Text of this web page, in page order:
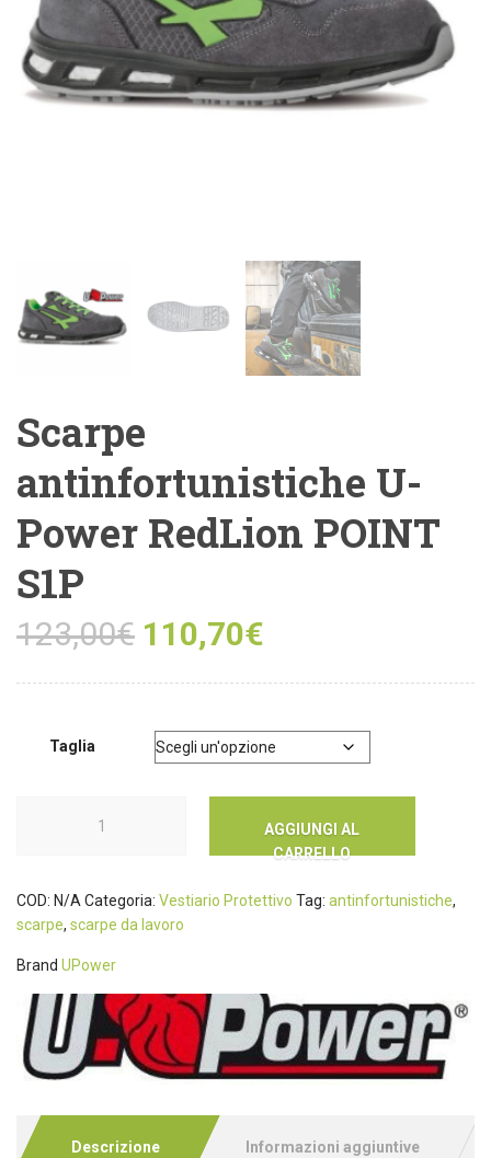
Scarpe
antinfortunistiche U-
Power RedLion POINT
S1P
123,00€ 110,70€
Taglia
AGGIUNGI AL
CARRELLO
COD: N/A Categoria: Vestiario Protettivo Tag: antinfortunistiche,
scarpe, scarpe da lavoro
Brand UPower
Descrizione Informazioni aggiuntive